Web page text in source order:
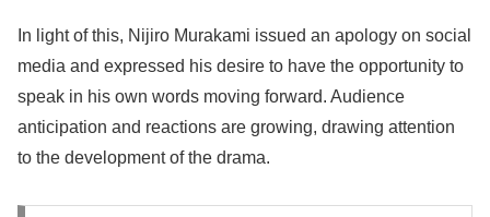
In light of this, Nijiro Murakami issued an apology on social
media and expressed his desire to have the opportunity to
speak in his own words moving forward. Audience
anticipation and reactions are growing, drawing attention
to the development of the drama.